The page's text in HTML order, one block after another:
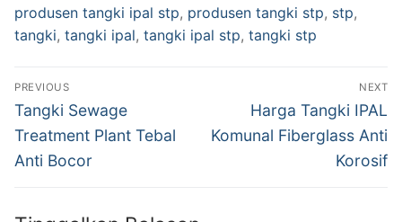
produsen tangki ipal stp, produsen tangki stp, stp,
tangki, tangki ipal, tangki ipal stp, tangki stp
Navigasi
pos
PREVIOUS
Previous
post:
Tangki Sewage
Treatment Plant Tebal
Anti Bocor
NEXT
Next
post:
Harga Tangki IPAL
Komunal Fiberglass Anti
Korosif